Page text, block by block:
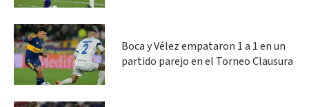
Boca y Vélez empataron 1 a 1 en un
partido parejo en el Torneo Clausura